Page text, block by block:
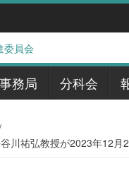
事務局 分科会
川祐弘教授が2023年12